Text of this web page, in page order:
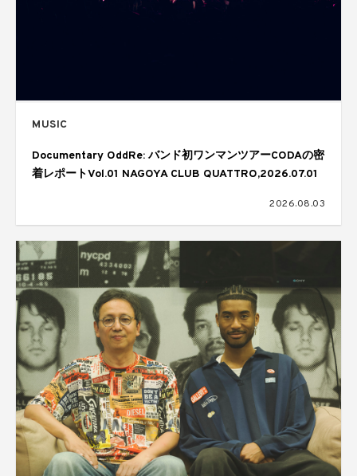
MUSIC
Documentary OddRe: バンド初ワンマンツアーCODAの密
着レポートVol.01 NAGOYA CLUB QUATTRO,2026.07.01
2026.08.03